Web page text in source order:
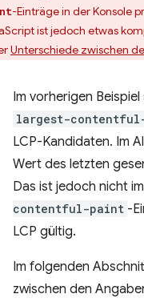
-Einträge in der Konsole
ist jedoch etwas
Unterschiede zwischen
Im vorherigen
largest-
LCP-Kandidaten. Im
Wert des letzten
Das ist jedoch nicht
contentful-paint -
LCP gültig.
Im folgenden
zwischen den